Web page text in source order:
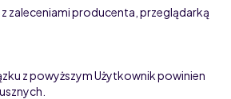
zaleceniami producenta, przeglądarką
z powyższym Użytkownik powinien